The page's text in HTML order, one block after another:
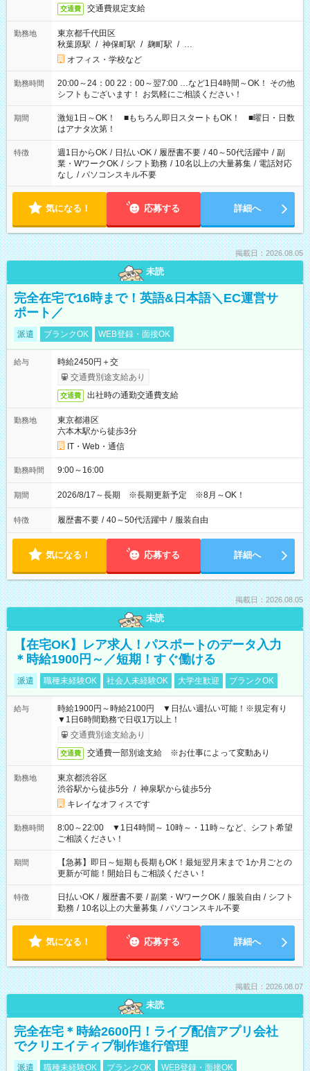
交通費 交通費規定支給
勤務地
東京都千代田区
秋葉原駅 / 神保町駅 / 麹町駅 / …
オフィス・学校など
勤務時間
20:00～24：00 22：00～翌7:00 …など1日4時間～OK！ その他
シフトもございます！ お気軽にご相談ください！
期間
激短1日～OK！ ■もちろん即日スタートもOK！ ■曜日・日数
はアナタ次第！
特徴 週1日からOK / 日払いOK / 履歴書不要 / 40～50代活躍中 / 副
業・WワークOK / シフト勤務 / 10名以上の大量募集 / 電話対応
なし / パソコンスキル不要
気になる！ 応募する 詳細へ
掲載日：2026.08.05
未読
完全在宅で16時まで！英語&日本語＼EC運営サ
ポート／
派遣 ブランクOK WEB登録・面接OK
給与
時給2450円＋交
交通費別途支給あり
交通費 出社時の通勤交通費支給
勤務地
東京都港区
六本木駅から徒歩3分
IT・Web・通信
勤務時間 9:00～16:00
期間 2026/8/17～長期 ※長期更新予定 ※8月～OK！
特徴 履歴書不要 / 40～50代活躍中 / 服装自由
気になる！ 応募する 詳細へ
掲載日：2026.08.05
未読
【在宅OK】レア求人！パスポートのデータ入力
＊時給1900円～／短期！すぐ働ける
派遣 職種未経験OK 社会人未経験OK 大学生歓迎 ブランクOK
給与
時給1900円～時給2100円 ▼日払い週払い可能！※規定有り
▼1日6時間勤務で日収1万以上！
交通費別途支給あり
交通費 交通費一部別途支給 ※お仕事によって変動あり
勤務地
東京都渋谷区
渋谷駅から徒歩5分 / 神泉駅から徒歩5分
キレイなオフィスです
勤務時間
8:00～22:00 ▼1日4時間～ 10時～・11時～など、シフト希望
ご相談ください！
期間
【急募】即日～短期も長期もOK！最短翌月末まで 1か月ごとの
更新が可能！開始日もご相談ください！
特徴 日払いOK / 履歴書不要 / 副業・WワークOK / 服装自由 / シフト
勤務 / 10名以上の大量募集 / パソコンスキル不要
気になる！ 応募する 詳細へ
掲載日：2026.08.07
未読
完全在宅＊時給2600円！ライブ配信アプリ会社
でクリエイティブ制作進行管理
派遣 職種未経験OK ブランクOK WEB登録・面接OK